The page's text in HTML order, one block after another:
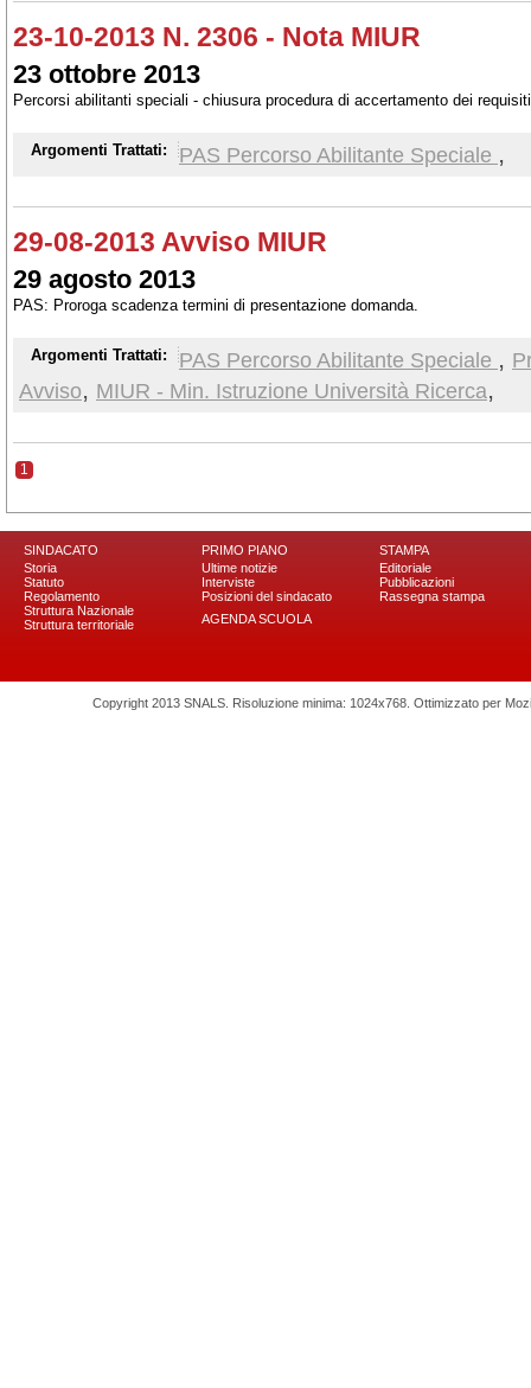
23-10-2013 N. 2306 - Nota MIUR
23 ottobre 2013
Percorsi abilitanti speciali - chiusura procedura di accertamento dei
Argomenti Trattati: PAS Percorso Abilitante Speciale ,
29-08-2013 Avviso MIUR
29 agosto 2013
PAS: Proroga scadenza termini di presentazione domanda.
Argomenti Trattati: PAS Percorso Abilitante Speciale ,
Avviso, MIUR - Min. Istruzione Università Ricerca,
1
SINDACATO
Storia
Statuto
Regolamento
Struttura Nazionale
Struttura territoriale
PRIMO PIANO
Ultime notizie
Interviste
Posizioni del sindacato
AGENDA SCUOLA
STAMPA
Editoriale
Pubblicazioni
Rassegna stampa
Copyright 2013 SNALS. Risoluzione minima: 1024x768. Ottimizzato per